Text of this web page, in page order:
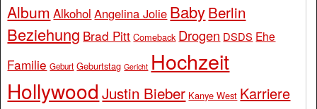
Album Alkohol Angelina Jolie BabyBerlin
Beziehung Brad Pitt Comeback Drogen DSDS Ehe
Familie Geburt Geburtstag Gericht Hochzeit
Hollywood Justin Bieber Kanye West Karriere